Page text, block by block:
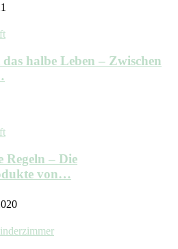
halbe Leben – Zwischen
Regeln – Die
von…